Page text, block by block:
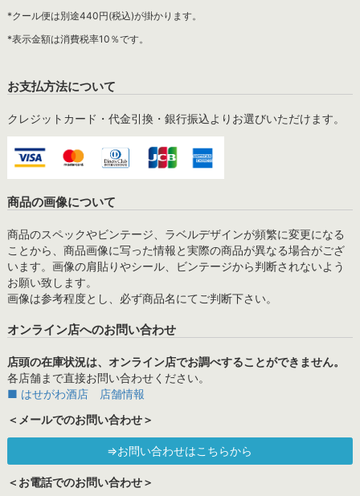
*クール便は別途440円(税込)が掛かります。
*表示金額は消費税率10％です。
お支払方法について
クレジットカード・代金引換・銀行振込よりお選びいただけます。
商品の画像について
商品のスペックやビンテージ、ラベルデザインが頻繁に変更になる
ことから、商品画像に写った情報と実際の商品が異なる場合がござ
います。画像の肩貼りやシール、ビンテージから判断されないよう
お願い致します。
画像は参考程度とし、必ず商品名にてご判断下さい。
オンライン店へのお問い合わせ
店頭の在庫状況は、オンライン店でお調べすることができません。
各店舗まで直接お問い合わせください。
■ はせがわ酒店 店舗情報
＜メールでのお問い合わせ＞
⇒お問い合わせはこちらから
＜お電話でのお問い合わせ＞